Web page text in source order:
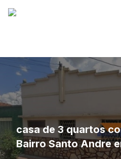
casa de 3 quartos
Bairro Santo Andre